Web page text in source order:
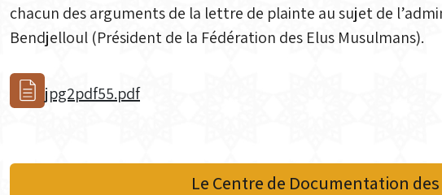
chacun des arguments de la lettre de plainte au sujet de
Bendjelloul (Président de la Fédération des Elus Musulmans).
jpg2pdf55.pdf
Le Centre de Documentation